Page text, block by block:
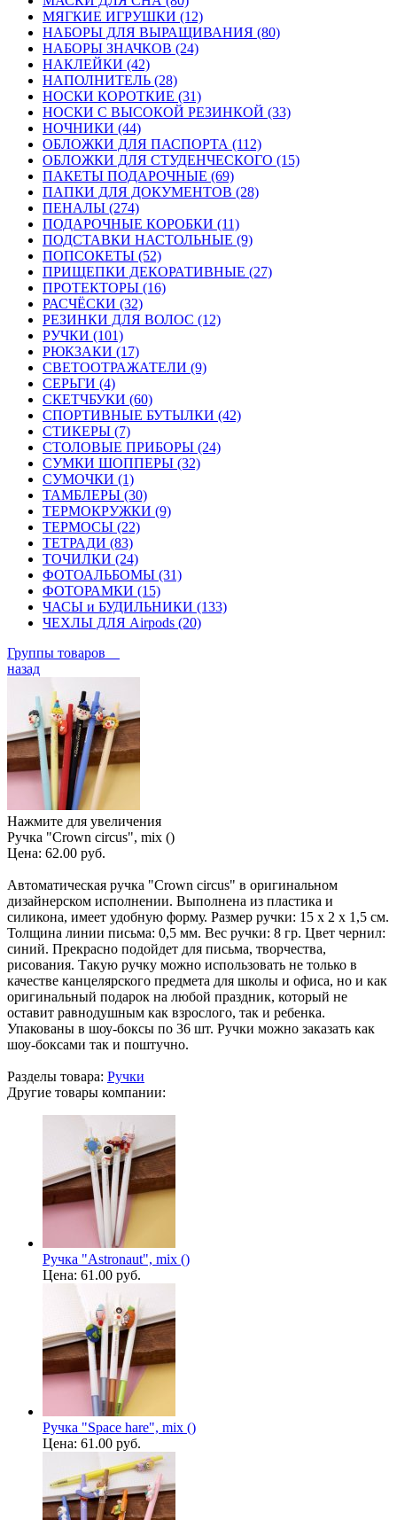
МЯГКИЕ ИГРУШКИ (12)
НАБОРЫ ДЛЯ ВЫРАЩИВАНИЯ (80)
НАБОРЫ ЗНАЧКОВ (24)
НАКЛЕЙКИ (42)
НАПОЛНИТЕЛЬ (28)
НОСКИ КОРОТКИЕ (31)
НОСКИ С ВЫСОКОЙ РЕЗИНКОЙ (33)
НОЧНИКИ (44)
ОБЛОЖКИ ДЛЯ ПАСПОРТА (112)
ОБЛОЖКИ ДЛЯ СТУДЕНЧЕСКОГО (15)
ПАКЕТЫ ПОДАРОЧНЫЕ (69)
ПАПКИ ДЛЯ ДОКУМЕНТОВ (28)
ПЕНАЛЫ (274)
ПОДАРОЧНЫЕ КОРОБКИ (11)
ПОДСТАВКИ НАСТОЛЬНЫЕ (9)
ПОПСОКЕТЫ (52)
ПРИЩЕПКИ ДЕКОРАТИВНЫЕ (27)
ПРОТЕКТОРЫ (16)
РАСЧЁСКИ (32)
РЕЗИНКИ ДЛЯ ВОЛОС (12)
РУЧКИ (101)
РЮКЗАКИ (17)
СВЕТООТРАЖАТЕЛИ (9)
СЕРЬГИ (4)
СКЕТЧБУКИ (60)
СПОРТИВНЫЕ БУТЫЛКИ (42)
СТИКЕРЫ (7)
СТОЛОВЫЕ ПРИБОРЫ (24)
СУМКИ ШОППЕРЫ (32)
СУМОЧКИ (1)
ТАМБЛЕРЫ (30)
ТЕРМОКРУЖКИ (9)
ТЕРМОСЫ (22)
ТЕТРАДИ (83)
ТОЧИЛКИ (24)
ФОТОАЛЬБОМЫ (31)
ФОТОРАМКИ (15)
ЧАСЫ и БУДИЛЬНИКИ (133)
ЧЕХЛЫ ДЛЯ Airpods (20)
Группы товаров
назад
Нажмите для увеличения
Ручка "Crown circus", mix ()
Цена: 62.00 руб.
Автоматическая ручка "Crown circus" в оригинальном
дизайнерском исполнении. Выполнена из пластика и
силикона, имеет удобную форму. Размер ручки: 15 х 2 х 1,5 см.
Толщина линии письма: 0,5 мм. Вес ручки: 8 гр. Цвет чернил:
синий. Прекрасно подойдет для письма, творчества,
рисования. Такую ручку можно использовать не только в
качестве канцелярского предмета для школы и офиса, но и как
оригинальный подарок на любой праздник, который не
оставит равнодушным как взрослого, так и ребенка.
Упакованы в шоу-боксы по 36 шт. Ручки можно заказать как
шоу-боксами так и поштучно.
Разделы товара: Ручки
Другие товары компании:
Ручка "Astronaut", mix ()
Цена: 61.00 руб.
Ручка "Space hare", mix ()
Цена: 61.00 руб.